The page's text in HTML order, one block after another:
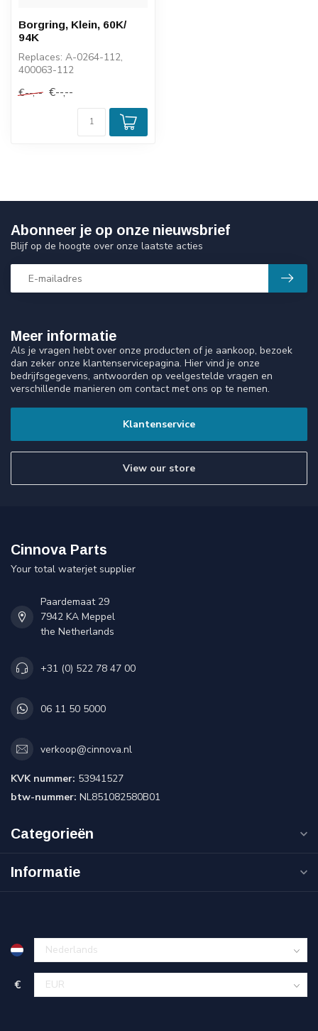
Borgring, Klein, 60K/
94K
Replaces: A-0264-112,
400063-112
€--,-- €--,--
Meer informatie
Als je vragen hebt over onze producten of je aankoop, bezoek
dan zeker onze klantenservicepagina. Hier vind je onze
bedrijfsgegevens, antwoorden op veelgestelde vragen en
verschillende manieren om contact met ons op te nemen.
Klantenservice
View our store
Abonneer je op onze nieuwsbrief
Blijf op de hoogte over onze laatste acties
Cinnova Parts
Your total waterjet supplier
Paardemaat 29
7942 KA Meppel
the Netherlands
+31 (0) 522 78 47 00
06 11 50 5000
verkoop@cinnova.nl
KVK nummer: 53941527
btw-nummer: NL851082580B01
Categorieën
Informatie
€